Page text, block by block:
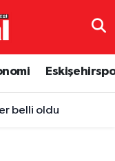
belli oldu